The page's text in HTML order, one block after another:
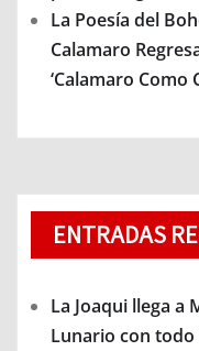
La Poesía del
Calamaro
‘Calamaro Como
ENTRADAS
La Joaqui llega a
Lunario con